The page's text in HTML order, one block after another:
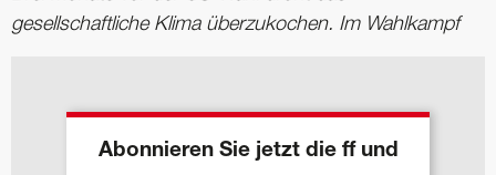
gesellschaftliche Klima überzukochen. Im Wahlkampf
Abonnieren Sie jetzt die ff und